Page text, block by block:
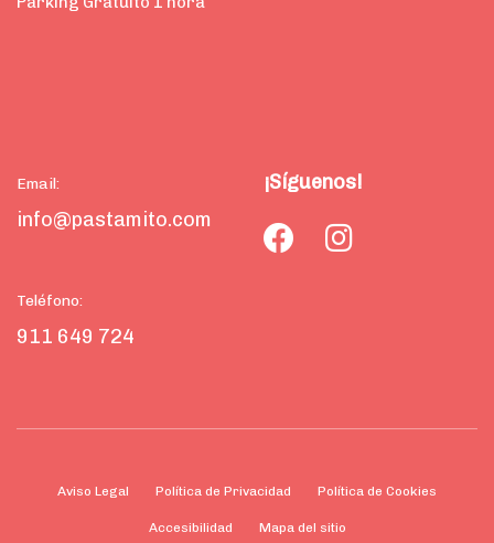
Email:
info@pastamito.com
Teléfono:
911 649 724
¡Síguenos!
Aviso Legal Política de Privacidad Política de Cookies
Accesibilidad Mapa del sitio